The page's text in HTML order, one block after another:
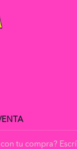
tu compra?